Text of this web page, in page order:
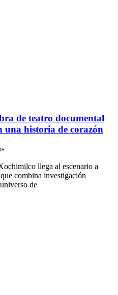
de teatro documental
una historia de corazón
llega al escenario a
combina investigación
de